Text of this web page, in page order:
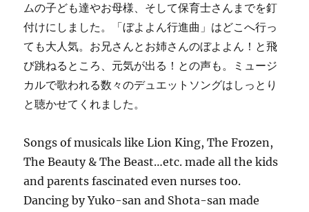
ムの子ども達やお母様、そして保育士さんまでを釘
付けにしました。「ぼよよん行進曲」はどこへ行っ
ても大人気。お兄さんとお姉さんのぼよよん！と飛
び跳ねるところ、元気が出る！との声も。ミュージ
カルで歌われる数々のデュエットソングはしっとり
と聴かせてくれました。
Songs of musicals like Lion King, The Frozen,
The Beauty & The Beast…etc. made all the kids
and parents fascinated even nurses too.
Dancing by Yuko-san and Shota-san made